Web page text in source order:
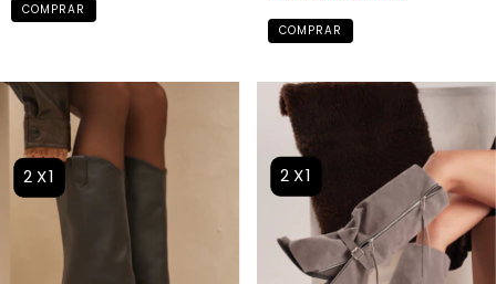
COMPRAR
COMPRAR
2X1 2X1